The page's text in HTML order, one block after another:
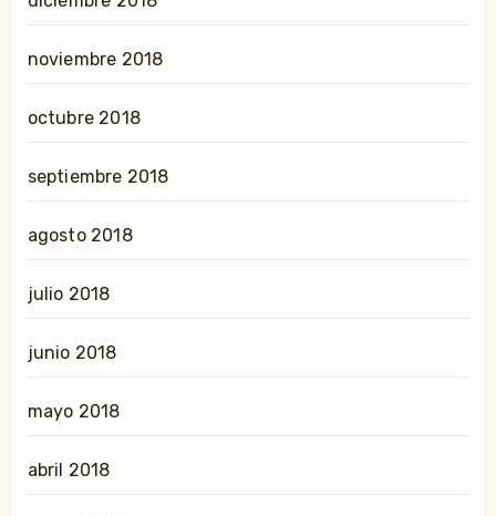
noviembre 2018
octubre 2018
septiembre 2018
agosto 2018
julio 2018
junio 2018
mayo 2018
abril 2018